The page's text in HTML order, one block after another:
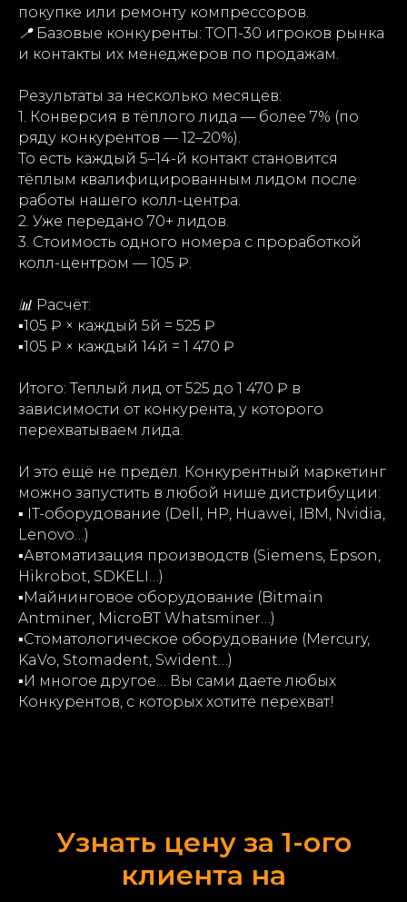
покупке или ремонту компрессоров.
📍Базовые конкуренты: ТОП-30 игроков рынка
и контакты их менеджеров по продажам.
Результаты за несколько месяцев:
1. Конверсия в тёплого лида — более 7% (по
ряду конкурентов — 12–20%).
То есть каждый 5–14-й контакт становится
тёплым квалифицированным лидом после
работы нашего колл-центра.
2. Уже передано 70+ лидов.
3. Стоимость одного номера с проработкой
колл-центром — 105 ₽.
📊 Расчёт:
▪️105 ₽ × каждый 5й = 525 ₽
▪️105 ₽ × каждый 14й = 1 470 ₽
Итого: Теплый лид от 525 до 1 470 ₽ в
зависимости от конкурента, у которого
перехватываем лида.
И это ещё не предел. Конкурентный маркетинг
можно запустить в любой нише дистрибуции:
▪️ IT-оборудование (Dell, HP, Huawei, IBM, Nvidia,
Lenovo…)
▪️Автоматизация производств (Siemens, Epson,
Hikrobot, SDKELI…)
▪️Майнинговое оборудование (Bitmain
Antminer, MicroBT Whatsminer…)
▪️Стоматологическое оборудование (Mercury,
KaVo, Stomadent, Swident…)
▪️И многое другое… Вы сами даете любых
Конкурентов, с которых хотите перехват!
Узнать цену за 1-ого
клиента на